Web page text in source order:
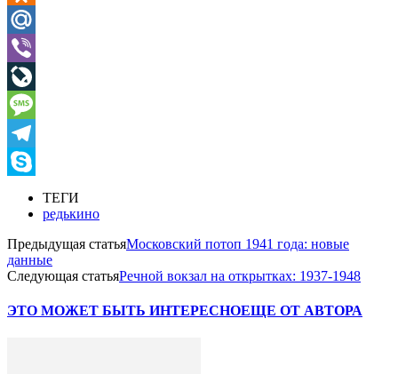
Odnoklassniki
Mail.Ru
Viber
LiveJournal
Message
Telegram
SkypeТЕГИ
редькино
Предыдущая статьяМосковский потоп 1941 года: новые
данные
Следующая статьяРечной вокзал на открытках: 1937-1948
ЭТО МОЖЕТ БЫТЬ ИНТЕРЕСНОЕЩЕ ОТ АВТОРА